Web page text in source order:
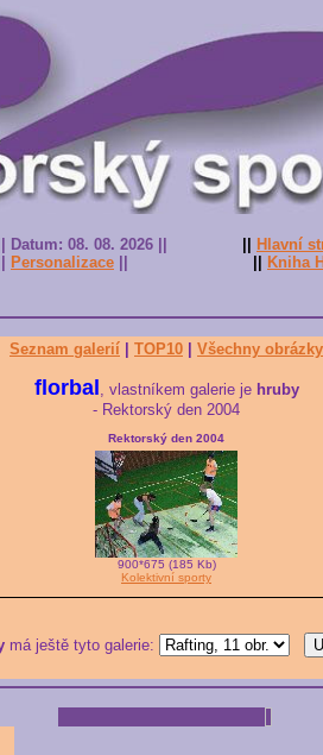
|| Datum: 08. 08. 2026 ||
Personalizace
Hlavní
Kniha
Seznam galerií TOP10 Všechny obrázky
florbal , vlastníkem galerie je hruby
- Rektorský den 2004
Rektorský den 2004
900*675 (185 Kb)
Kolektivní sporty
má ještě tyto galerie: